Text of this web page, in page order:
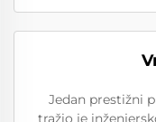
Jedan prestižni
tražio je